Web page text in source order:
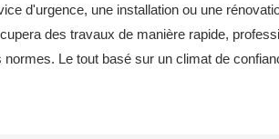
d'urgence, une installation ou une
des travaux de manière rapide,
Le tout basé sur un climat de